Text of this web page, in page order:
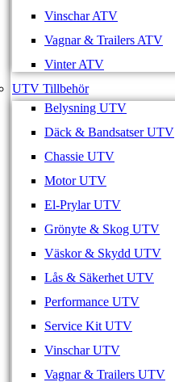
Vinschar ATV
Vagnar & Trailers ATV
Vinter ATV
UTV Tillbehör
Belysning UTV
Däck & Bandsatser UTV
Chassie UTV
Motor UTV
El-Prylar UTV
Grönyte & Skog UTV
Väskor & Skydd UTV
Lås & Säkerhet UTV
Performance UTV
Service Kit UTV
Vinschar UTV
Vagnar & Trailers UTV